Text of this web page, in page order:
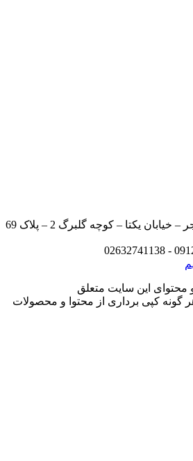
آدرس: کرج – میدان والفجر – خیابان یکتا – کوچه گلبرگ 2 – پلاک 69
اين سایت متعلق
کپی برداری از محتوا و محصولات